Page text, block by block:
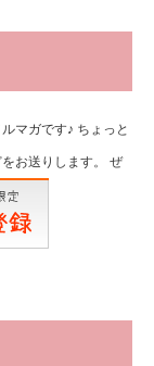
マガです♪ ちょっと
お送りします。 ぜ